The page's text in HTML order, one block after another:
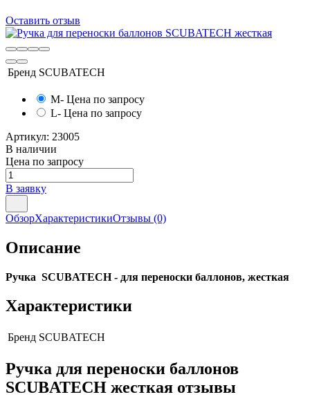
Оставить отзыв
Бренд SCUBATECH
M- Цена по запросу
L- Цена по запросу
Артикул: 23005
В наличии
Цена по запросу
В заявку
ОбзорХарактеристикиОтзывы (0)
Описание
Ручка SCUBATECH - для переноски баллонов, жесткая
Характеристики
Бренд SCUBATECH
Ручка для переноски баллонов
SCUBATECH жесткая отзывы